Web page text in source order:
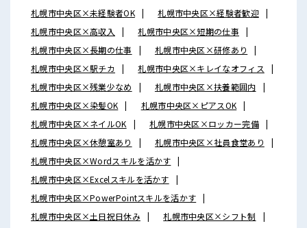
札幌市中央区×未経験者OK
札幌市中央区×経験者歓迎
札幌市中央区×高収入
札幌市中央区×短期の仕事
札幌市中央区×長期の仕事
札幌市中央区×研修あり
札幌市中央区×駅チカ
札幌市中央区×キレイなオフィス
札幌市中央区×残業少なめ
札幌市中央区×扶養範囲内
札幌市中央区×染髪OK
札幌市中央区×ピアスOK
札幌市中央区×ネイルOK
札幌市中央区×ロッカー完備
札幌市中央区×休憩室あり
札幌市中央区×社員食堂あり
札幌市中央区×Wordスキルを活かす
札幌市中央区×Excelスキルを活かす
札幌市中央区×PowerPointスキルを活かす
札幌市中央区×土日祝日休み
札幌市中央区×シフト制